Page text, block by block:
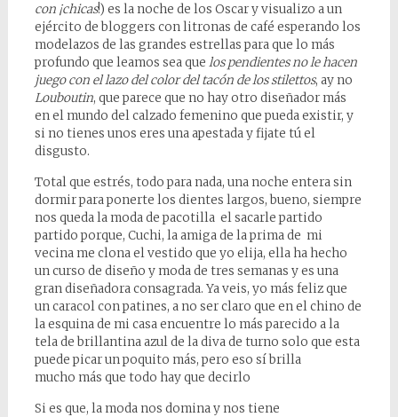
con ¡chicas!) es la noche de los Oscar y visualizo a un
ejército de bloggers con litronas de café esperando los
modelazos de las grandes estrellas para que lo más
profundo que leamos sea que los pendientes no le hacen
juego con el lazo del color del tacón de los stilettos, ay no
Louboutin, que parece que no hay otro diseñador más
en el mundo del calzado femenino que pueda existir, y
si no tienes unos eres una apestada y fijate tú el
disgusto.
Total que estrés, todo para nada, una noche entera sin
dormir para ponerte los dientes largos, bueno, siempre
nos queda la moda de pacotilla el sacarle partido
partido porque, Cuchi, la amiga de la prima de mi
vecina me clona el vestido que yo elija, ella ha hecho
un curso de diseño y moda de tres semanas y es una
gran diseñadora consagrada. Ya veis, yo más feliz que
un caracol con patines, a no ser claro que en el chino de
la esquina de mi casa encuentre lo más parecido a la
tela de brillantina azul de la diva de turno solo que esta
puede picar un poquito más, pero eso sí brilla
mucho más que todo hay que decirlo
Si es que, la moda nos domina y nos tiene